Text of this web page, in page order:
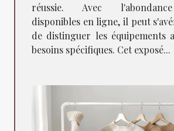
réussie. Avec
disponibles en ligne, il peut
de distinguer les équipements
besoins spécifiques. Cet exposé...